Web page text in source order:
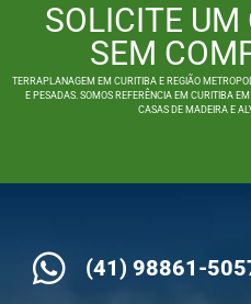
SOLICITE
SEM
TERRAPLANAGEM EM CURITIBA E REGIÃO
E PESADAS. SOMOS REFERÊNCIA EM CURITIBA
CASAS DE MADEIRA E
(41) 98861-